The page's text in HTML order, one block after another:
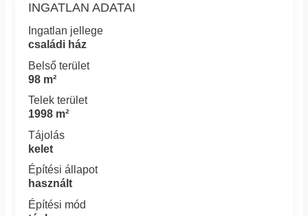
INGATLAN ADATAI
Ingatlan jellege
családi ház
Belső terület
98 m²
Telek terület
1998 m²
Tájolás
kelet
Építési állapot
használt
Építési mód